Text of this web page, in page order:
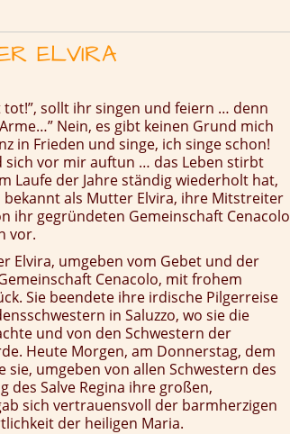
ELVIRA
tot!”, sollt ihr singen und feiern … denn
Nein, es gibt keinen Grund mich
in Frieden und singe, ich singe schon!
sich vor mir auftun … das Leben stirbt
Laufe der Jahre ständig wiederholt hat,
bekannt als Mutter Elvira, ihre Mitstreiter
ihr gegründeten Gemeinschaft Cenacolo
vor.
Elvira, umgeben vom Gebet und der
Cenacolo, mit frohem
Sie beendete ihre irdische Pilgerreise
in Saluzzo, wo sie die
und von den Schwestern der
Heute Morgen, am Donnerstag, dem
sie, umgeben von allen Schwestern des
des Salve Regina ihre großen,
sich vertrauensvoll der barmherzigen
der heiligen Maria.